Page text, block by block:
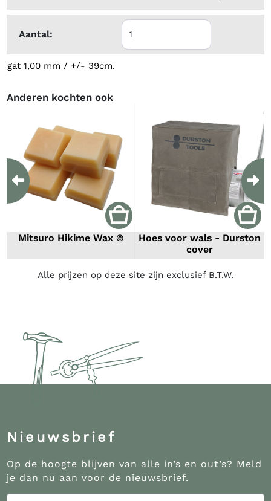
Aantal:
gat 1,00 mm / +/- 39cm.
Anderen kochten ook
Mitsuro Hikime Wax ©
Hoes voor wals - Durston
cover
Previous
Alle prijzen op deze site zijn exclusief B.T.W.
Nieuwsbrief
Op de hoogte blijven van alle in’s en out’s? Meld
je dan nu aan voor de nieuwsbrief.